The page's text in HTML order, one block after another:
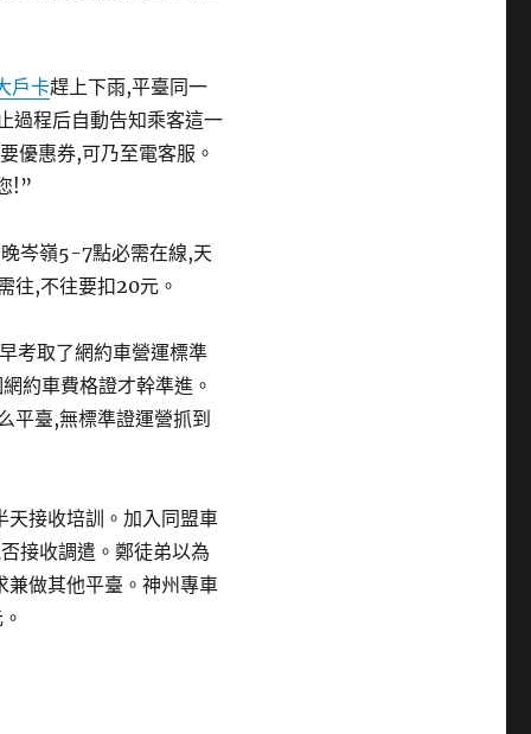
戶卡趕上下雨,平臺同一
過程后自動告知乘客這一
優惠券,可乃至電客服。
!”
岑嶺5-7點必需在線,天
往,不往要扣20元。
考取了網約車營運標準
約車費格證才幹準進。
平臺,無標準證運營抓到
天接收培訓。加入同盟車
接收調遣。鄭徒弟以為
兼做其他平臺。神州專車